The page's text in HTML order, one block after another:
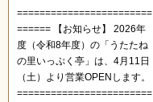
========================
====== 【お知らせ】 2026年
度（令和8年度）の「うたたね
の里いっぷく亭」は、4月11日
（土）より営業OPENします。
========================